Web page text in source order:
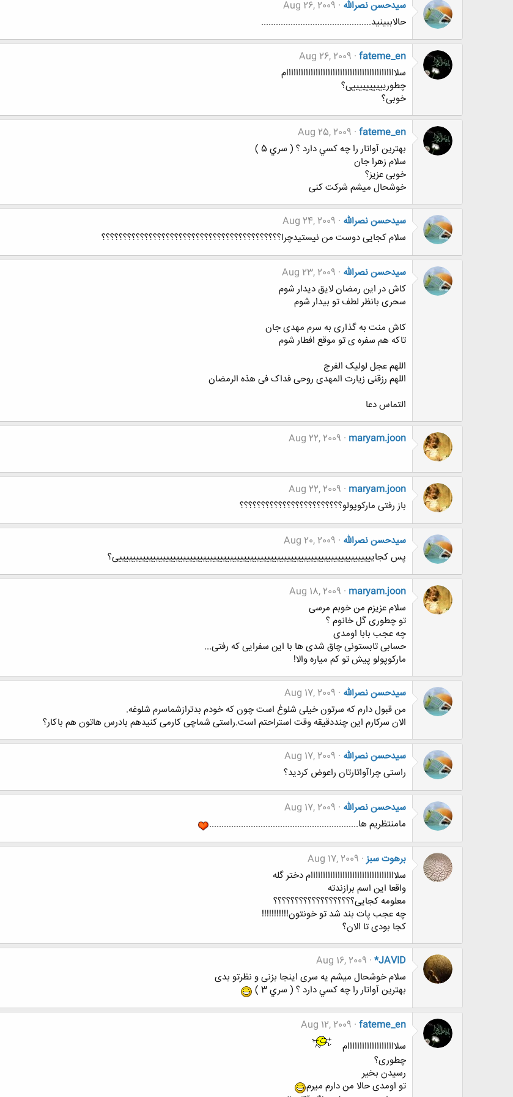
سیدحسن نصرالله Aug 26, 2009
حالاببینید.............................................
fateme_en
Aug 26, 2009
سلااااااااااااااااااااااااااااااااااااااااااااام
چطورییییییییییی؟
خوبی؟
fateme_en
Aug 25, 2009
بهترين آواتار را چه كسي دارد ؟ ( سري 5 )
سلام زهرا جان
خوبی عزیز؟
خوشحال میشم شرکت کنی
سیدحسن نصرالله Aug 24, 2009
سلام کجایی دوست من نیستیدچرا؟؟؟؟؟؟؟؟؟؟؟؟؟؟؟؟؟؟؟؟؟؟؟؟؟؟؟؟؟؟؟؟؟؟؟؟؟؟؟؟؟؟
سیدحسن نصرالله Aug 23, 2009
کاش در این رمضان لایق دیدار شوم
سحری بانظر لطف تو بیدار شوم
کاش منت به گذاری به سرم مهدی جان
تاکه هم سفره ی تو موقع افطار شوم
اللهم عجل لولیک الفرج
اللهم رزقنی زیارت المهدی روحی فداک فی هذه الرمضان
التماس دعا
maryam.joon
Aug 22, 2009
maryam.joon
Aug 22, 2009
باز رفتی مارکوپولو؟؟؟؟؟؟؟؟؟؟؟؟؟؟؟؟؟؟؟؟؟؟؟؟
سیدحسن نصرالله Aug 20, 2009
پس کجاییییییییییییییییییییییییییییییییییییییییییییییییییییییییییییییییییییییییییییی؟
maryam.joon
Aug 18, 2009
سلام عزیزم من خوبم مرسی
تو چطوری گل خانوم ؟
چه عجب بابا اومدی
حسابی تابستونی چاق شدی ها با این سفرایی که رفتی...
مارکوپولو پیش تو کم میاره والا!
سیدحسن نصرالله Aug 17, 2009
من قبول دارم که سرتون خیلی شلوغ است چون که خودم بدترازشماسرم شلوغه.
الان سرکارم این چنددقیقه وقت استراحتم است.راستی شماچی کارمی کنیدهم بادرس هاتون هم باکار؟
سیدحسن نصرالله Aug 17, 2009
راستی چراآواتارتان راعوض کردید؟
سیدحسن نصرالله Aug 17, 2009
مامنتظریم ها.............................................................
برهوت سبز Aug 17, 2009
سلااااااااااااااااااااااااااااااااااام دختر گله
واقعا این اسم برازندته
معلومه کجایی؟؟؟؟؟؟؟؟؟؟؟؟؟؟؟؟؟؟؟
چه عجب پات بند شد تو خونتون!!!!!!!!!!!
کجا بودی تا الان؟
*JAVID
Aug 16, 2009
سلام خوشحال میشم یه سری اینجا بزنی و نظرتو بدی
بهترين آواتار را چه كسي دارد ؟ ( سري 3 )
fateme_en
Aug 12, 2009
سلاااااااااااااااااااام
چطوری؟
رسیدن بخیر
تو اومدی حالا من دارم میرم